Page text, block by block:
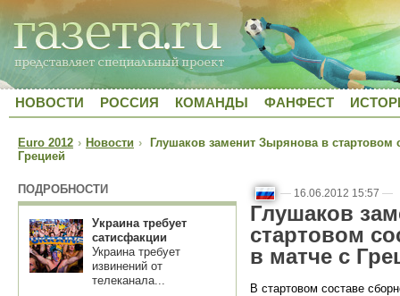
НОВОСТИ РОССИЯ КОМАНДЫ ФАНФЕСТ
Euro 2012 › Новости › Глушаков заменит Зырянова в стартовом
Грецией
ПОДРОБНОСТИ
Украина требует
сатисфакции
Украина требует
извинений от
телеканала...
— 16.06.2012 15:57 —
Глушаков
стартовом
в матче с
В стартовом составе